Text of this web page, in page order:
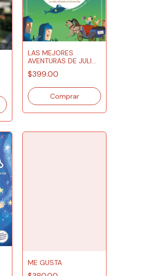
LAS MEJORES
AVENTURAS DE JULIO
VERNE
$399.00
ME GUSTA